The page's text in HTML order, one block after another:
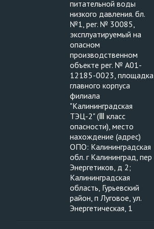
питательной воды
низкого давления. бл.
№1, рег. № 30085,
эксплуатируемый на
опасном
производственном
объекте рег. № А01-
12185-0023, площадка
главного корпуса
филиала
"Калининградская
ТЭЦ-2" (Ⅲ класс
опасности), место
нахождение (адрес)
ОПО: Калининградская
обл. г Калининград, пер
Энергетиков, д 2;
Калининградская
область, Гурьевский
район, п Луговое, ул.
Энергетическая, 1